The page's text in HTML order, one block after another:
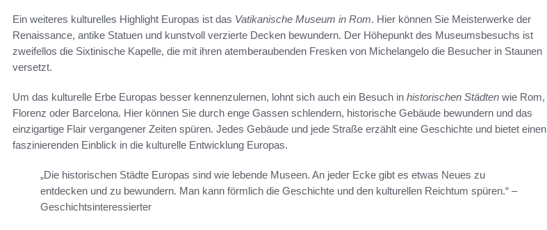
Ein weiteres kulturelles Highlight Europas ist das Vatikanische Museum in Rom. Hier können Sie Meisterwerke der
Renaissance, antike Statuen und kunstvoll verzierte Decken bewundern. Der Höhepunkt des Museumsbesuchs ist
zweifellos die Sixtinische Kapelle, die mit ihren atemberaubenden Fresken von Michelangelo die Besucher in Staunen
versetzt.
Um das kulturelle Erbe Europas besser kennenzulernen, lohnt sich auch ein Besuch in historischen Städten wie Rom,
Florenz oder Barcelona. Hier können Sie durch enge Gassen schlendern, historische Gebäude bewundern und das
einzigartige Flair vergangener Zeiten spüren. Jedes Gebäude und jede Straße erzählt eine Geschichte und bietet einen
faszinierenden Einblick in die kulturelle Entwicklung Europas.
„Die historischen Städte Europas sind wie lebende Museen. An jeder Ecke gibt es etwas Neues zu
entdecken und zu bewundern. Man kann förmlich die Geschichte und den kulturellen Reichtum spüren.“ –
Geschichtsinteressierter